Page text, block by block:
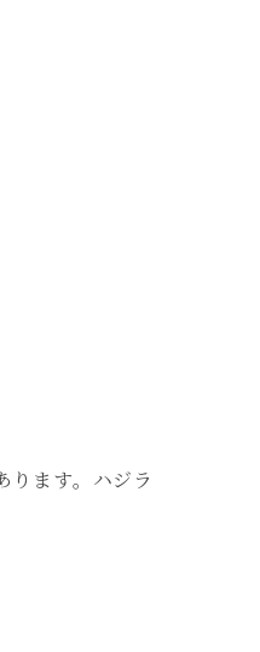
ります。ハジラ